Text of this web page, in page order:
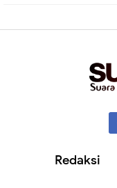
Redaksi